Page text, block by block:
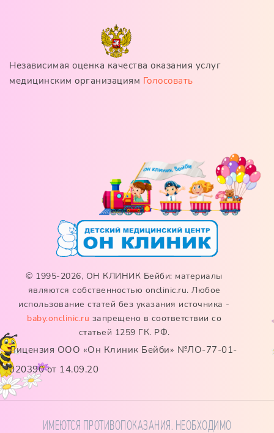
Независимая оценка качества оказания услуг
медицинским организациям Голосовать
© 1995-2026, ОН КЛИНИК Бейби: материалы
являются собственностью onclinic.ru. Любое
использование статей без указания источника -
baby.onclinic.ru запрещено в соответствии со
статьей 1259 ГК. РФ.
Лицензия ООО «Он Клиник Бейби» №ЛО-77-01-
020390 от 14.09.20
ИМЕЮТСЯ ПРОТИВОПОКАЗАНИЯ. НЕОБХОДИМО